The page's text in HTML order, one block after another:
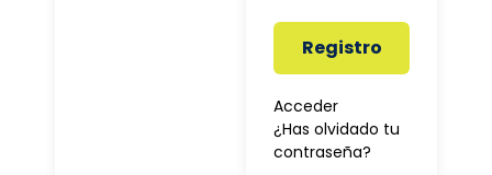
Registro
Acceder
¿Has olvidado tu
contraseña?